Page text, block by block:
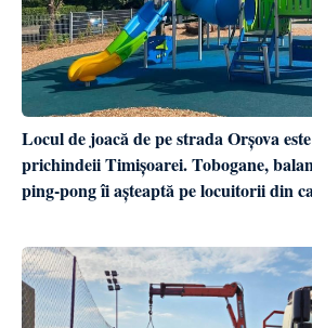
Locul de joacă de pe strada Orșova
prichindeii Timișoarei. Tobogane,
ping-pong îi așteaptă pe locuitorii din